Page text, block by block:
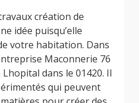
création de
idée puisqu’elle
votre habitation. Dans
Maconnerie 76
dans le 01420. Il
qui peuvent